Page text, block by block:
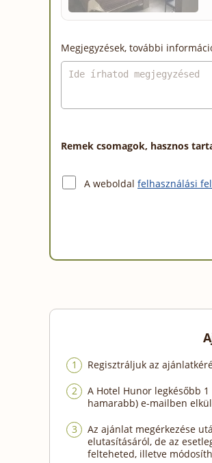
Megjegyzések, további
Remek csomagok, hasznos
A weboldal felhasználási
Regisztráljuk az
A Hotel Hunor legkésőbb
hamarabb) e-mailben
Az ajánlat megérkezése
elutasításáról, de az
felteheted, illetve